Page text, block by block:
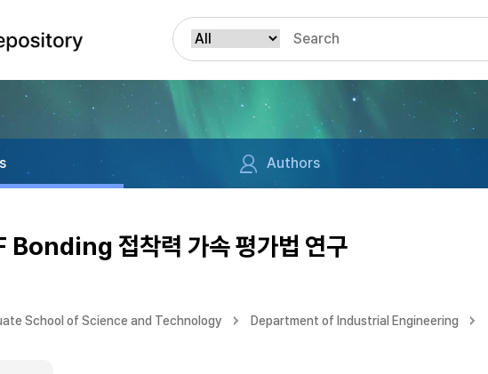
Authors
Bonding 접착력 가속 평가법 연구
School of Science and Technology Department of Industrial Engineering